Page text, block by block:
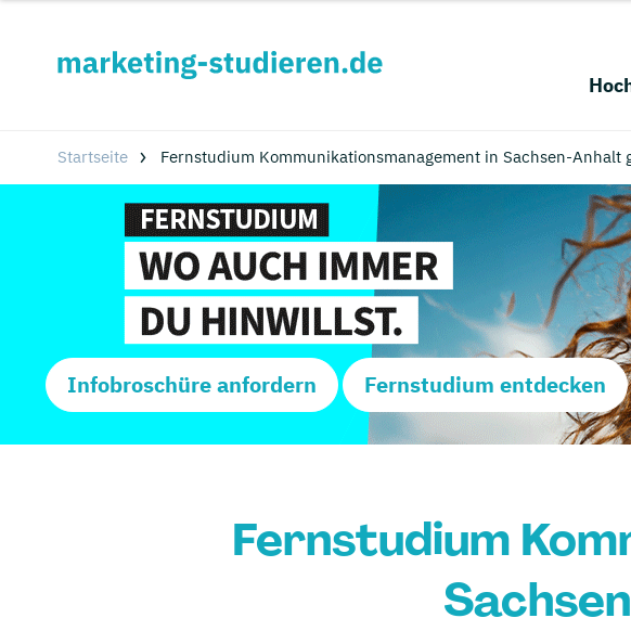
Startseite Fernstudium Kommunikationsmanagement in Sachsen-Anhalt
Infobroschüre anfordern Fernstudium entdecken
Fernstudium